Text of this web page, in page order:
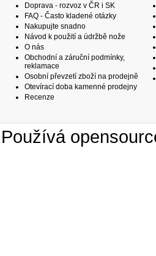
Doprava - rozvoz v ČR i SK
FAQ - Často kladené otázky
Nakupujte snadno
Návod k použití a údržbě nože
O nás
Obchodní a záruční podmínky,
reklamace
Osobní převzetí zboží na prodejně
Otevírací doba kamenné prodejny
Recenze
Používá